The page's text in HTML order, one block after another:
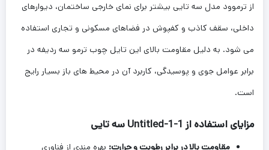
از ترموود مدل سه تایی بیشتر برای نمای خارجی ساختمان، دیوارهای
داخلی، سقف کاذب و کفپوش در فضاهای مسکونی و تجاری استفاده
می شود. به دلیل مقاومت بالای این تایل چوب ترمو سه ردیفه در
برابر عوامل جوی و پوسیدگی، کاربرد آن در محیط های باز بسیار رایج
است.
مزایای استفاده از Untitled-1-1 سه تایی
مقاومت بالا در برابر رطوبت و حرارت: بهره مندی از فناوری